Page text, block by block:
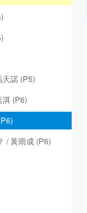
諾 (P5)
(P6)
/ 黃雨成 (P6)